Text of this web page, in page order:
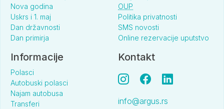
Nova godina
Uskrs i 1. maj
Dan državnosti
Dan primirja
OUP
Politika privatnosti
SMS novosti
Online rezervacije uputstvo
Informacije
Polasci
Autobuski polasci
Najam autobusa
Transferi
Kontakt
info@argus.rs